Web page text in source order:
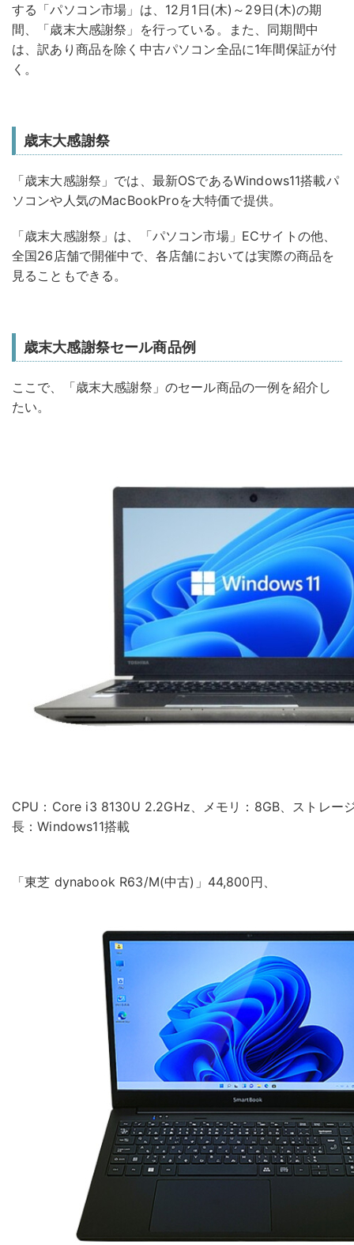
する「パソコン市場」は、12月1日(木)～29日(木)の期
間、「歳末大感謝祭」を行っている。また、同期間中
は、訳あり商品を除く中古パソコン全品に1年間保証が付
く。
歳末大感謝祭
「歳末大感謝祭」では、最新OSであるWindows11搭載パ
ソコンや人気のMacBookProを大特価で提供。
「歳末大感謝祭」は、「パソコン市場」ECサイトの他、
全国26店舗で開催中で、各店舗においては実際の商品を
見ることもできる。
歳末大感謝祭セール商品例
ここで、「歳末大感謝祭」のセール商品の一例を紹介し
たい。
CPU：Core i3 8130U 2.2GHz、メモリ：8GB、ストレー
長：Windows11搭載
「東芝 dynabook R63/M(中古)」44,800円、